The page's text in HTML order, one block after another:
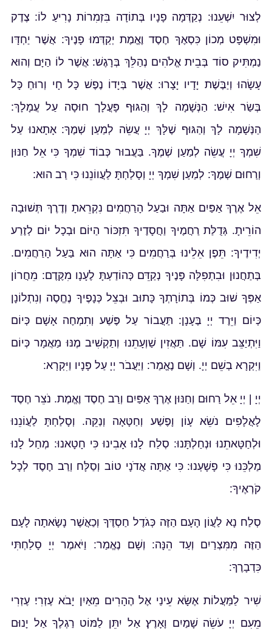
לְצוּר יִשְׁעֵנוּ: נְקַדְּמָה פָנָיו בְּתוֹדָה בִּזְמִרוֹת נָרִיעַ לוֹ: צֶדֶק
וּמִשְׁפָּט מְכוֹן כִּסְאֶךָ חֶסֶד וֶאֱמֶת יְקַדְּמוּ פָנֶיךָ: אֲשֶׁר יַחְדָּו
נַמְתִּיק סוֹד בְּבֵית אֱלֹהִים נְהַלֵּךְ בְּרָגֶשׁ: אֲשֶׁר לוֹ הַיָּם וְהוּא
עָשָׂהוּ וְיַבֶּשֶׁת יָדָיו יָצָרוּ: אֲשֶׁר בְּיָדוֹ נֶפֶשׁ כָּל חָי וְרוּחַ כָּל
בְּשַׂר אִישׁ: הַנְּשָׁמָה לָךְ וְהַגּוּף פָּעֳלָך חוּסָה עַל עֲמָלָךְ:
הַנְּשָׁמָה לָךְ וְהַגּוּף שֶׁלָּךְ יְיָ עֲשֵׂה לְמַעַן שְׁמֶךָ: אָתָאנוּ עַל
שִׁמְךָ יְיָ עֲשֵׂה לְמַעַן שְׁמֶךָ. בַּעֲבוּר כְּבוֹד שִׁמְךָ כִּי אֵל חַנּוּן
וְרַחוּם שְׁמֶךָ: לְמַעַן שִׁמְךָ יְיָ וְסָלַחְתָּ לַעֲווֹנֵנוּ כִּי רַב הוּא:
אֵל אֶרֶךְ אַפַּיִם אַתָּה וּבַעַל הָרַחֲמִים נִקְרֵאתָ וְדֶרֶךְ תְּשׁוּבָה
הוֹרֵיתָ. גְּדֻלַּת רַחֲמֶיךָ וַחֲסָדֶיךָ תִּזְכּוֹר הַיּוֹם וּבְכָל יוֹם לְזֶרַע
יְדִידֶיךָ: תֵּפֶן אֵלֵינוּ בְּרַחֲמִים כִּי אַתָּה הוּא בַּעַל הָרַחֲמִים.
בְּתַחֲנוּן וּבִתְפִלָּה פָּנֶיךָ נְקַדֵּם כְּהוֹדַעְתָּ לֶעָנָו מִקֶּדֶם: מֵחֲרוֹן
אַפְּךָ שׁוּב כְּמוֹ בְּתוֹרָתְךָ כָּתוּב וּבְצֵל כְּנָפֶיךָ נֶחֱסֶה וְנִתְלוֹנָן
כְּיוֹם וַיֵּרֶד יְיָ בֶּעָנָן: תַּעֲבוֹר עַל פֶּשַׁע וְתִמְחֶה אָשָׁם כְּיוֹם
וַיִּתְיַצֵּב עִמּוֹ שָׁם. תַּאֲזִין שַׁוְעָתֵנוּ וְתַקְשִׁיב מֶנּוּ מַאֲמָר כְּיוֹם
וַיִּקְרָא בְשֵׁם יְיָ. וְשָׁם נֶאֱמַר: וַיַּעֲבֹר יְיָ עַל פָּנָיו וַיִּקְרָא:
יְיָ | יְיָ אֵל רַחוּם וְחַנּוּן אֶרֶךְ אַפַּיִם וְרַב חֶסֶד וֶאֱמֶת. נֹצֵר חֶסֶד
לָאֲלָפִים נֹשֵׂא עָו‍ֹן וָפֶשַׁע וְחַטָּאָה וְנַקֵּה. וְסָלַחְתָּ לַעֲוֹנֵנוּ
וּלְחַטָּאתֵנוּ וּנְחַלְתָּנוּ: סְלַח לָנוּ אָבִינוּ כִּי חָטָאנוּ: מְחַל לָנוּ
מַלְכֵּנוּ כִּי פָשָׁעְנוּ: כִּי אַתָּה אֲדֹנָי טוֹב וְסַלָּח וְרַב חֶסֶד לְכָל
קֹרְאֶיךָ:
סְלַח נָא לַעֲו‍ֹן הָעָם הַזֶּה כְּגֹדֶל חַסְדֶּךָ וְכַאֲשֶׁר נָשָׂאתָה לָעָם
הַזֶּה מִמִּצְרַיִם וְעַד הֵנָּה: וְשָׁם נֶאֱמַר: וַיֹּאמֶר יְיָ סָלַחְתִּי
כִּדְבָרֶךָ:
שִׁיר לַמַּעֲלוֹת אֶשָּׂא עֵינַי אֶל הֶהָרִים מֵאַיִן יָבֹא עֶזְרִי׃ עֶזְרִי
מֵעִם יְיָ עֹשֵׂה שָׁמַיִם וָאָרֶץ׃ אַל יִתֵּן לַמּוֹט רַגְלֶךָ אַל יָנוּם